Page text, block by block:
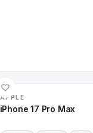
APPLE
iPhone 17 Pro Max